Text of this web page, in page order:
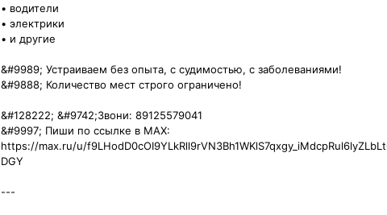
• водители
• электрики
• и другие
&#9989; Устраиваем без опыта, с судимостью, с заболеваниями!
&#9888;️ Количество мест строго ограничено!
&#128222; &#9742;️Звони: 89125579041
&#9997;️ Пиши по ссылке в MAX:
https://max.ru/u/
DGY
---